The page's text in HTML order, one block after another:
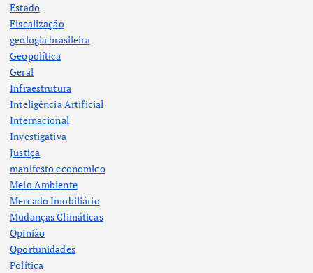
Estado
Fiscalização
geologia brasileira
Geopolítica
Geral
Infraestrutura
Inteligência Artificial
Internacional
Investigativa
Justiça
manifesto economico
Meio Ambiente
Mercado Imobiliário
Mudanças Climáticas
Opinião
Oportunidades
Política